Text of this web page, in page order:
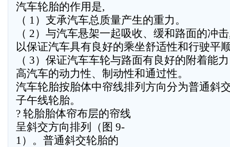
汽车轮胎的作用是,
（ 1）支承汽车总质量产生的重力。
（ 2）与汽车悬架一起吸收、缓和路面的冲
以保证汽车具有良好的乘坐舒适性和行驶平
（ 3）保证汽车车轮与路面有良好的附着能
高汽车的动力性、制动性和通过性。
汽车轮胎按胎体中帘线排列方向分为普通斜
子午线轮胎。
? 轮胎胎体帘布层的帘线
呈斜交方向排列（图 9-
1）。普通斜交轮胎的